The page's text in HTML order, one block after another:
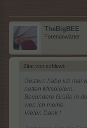
TheBigBEE
Forenanwärter
Zitat von schlewi: ↑
Gestern habe ich mal
netten Mitspielern.
Besondere Grüße in
wen ich meine.
Vielen Dank !